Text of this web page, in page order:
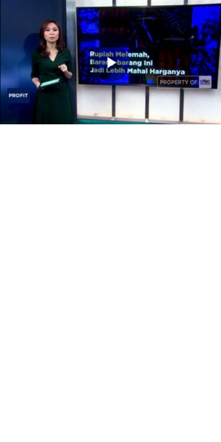
Memutarkan
Video